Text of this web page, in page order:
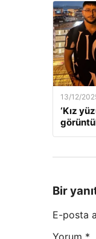
13/12/
‘Kız
Bir
E-posta